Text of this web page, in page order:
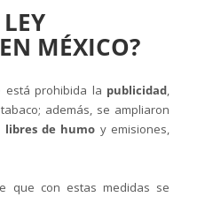
MÉXICO?
está prohibida la publicidad,
además, se ampliaron
libres de humo y emisiones,
que con estas medidas se